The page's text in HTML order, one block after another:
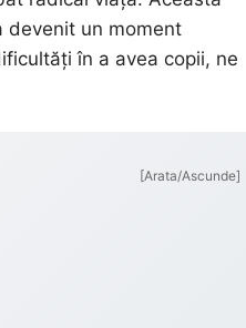
devenit un moment
în a avea copii, ne
[Arata/Ascunde]